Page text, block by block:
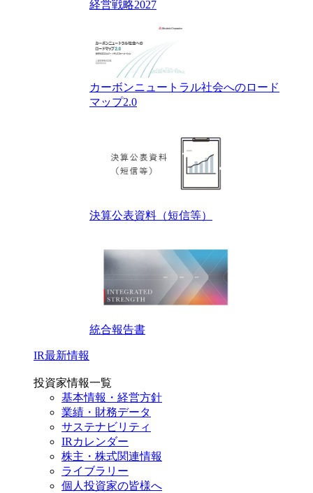
経営戦略2027
カーボンニュートラル社会へのロード
マップ2.0
決算公表資料（短信等）
統合報告書
IR最新情報
投資家情報一覧
基本情報・経営方針
業績・財務データ
サステナビリティ
IRカレンダー
株主・株式関連情報
ライブラリー
個人投資家の皆様へ